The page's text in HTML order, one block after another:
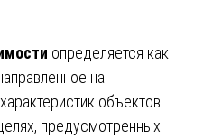
определяется как
на
объектов
предусмотренных